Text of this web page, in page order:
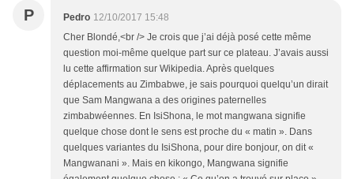
P Pedro 12/10/2017 15:48
Cher Blondé,<br /> Je crois que j’ai déjà posé cette même
question moi-même quelque part sur ce plateau. J’avais aussi
lu cette affirmation sur Wikipedia. Après quelques
déplacements au Zimbabwe, je sais pourquoi quelqu’un dirait
que Sam Mangwana a des origines paternelles
zimbabwéennes. En IsiShona, le mot mangwana signifie
quelque chose dont le sens est proche du « matin ». Dans
quelques variantes du IsiShona, pour dire bonjour, on dit «
Mangwanani ». Mais en kikongo, Mangwana signifie